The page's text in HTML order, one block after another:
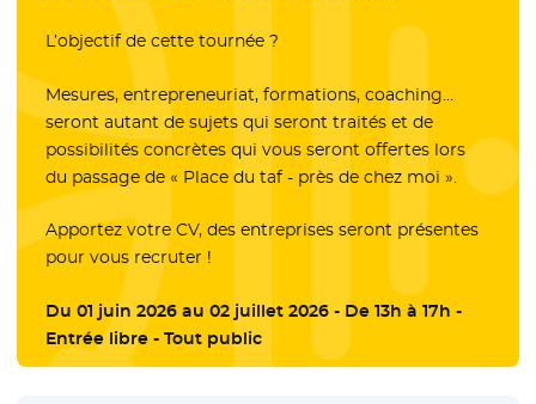
L’objectif de cette tournée ?
Mesures, entrepreneuriat, formations, coaching…
seront autant de sujets qui seront traités et de
possibilités concrètes qui vous seront offertes lors
du passage de « Place du taf - près de chez moi ».
Apportez votre CV, des entreprises seront présentes
pour vous recruter !
Du 01 juin 2026 au 02 juillet 2026 - De 13h à 17h -
Entrée libre - Tout public